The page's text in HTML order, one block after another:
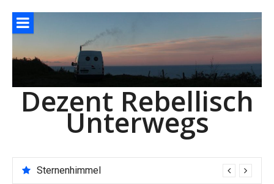
zum
Inhalt
Dezent Rebellisch
Unterwegs
Sternenhimmel